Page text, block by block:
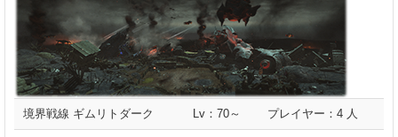
境界戦線 ギムリトダーク Lv：70～ プレイヤー：4 人